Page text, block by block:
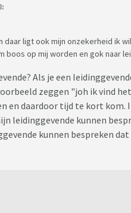
daar ligt ook mijn onzekerheid ik
boos op mij worden en gok naar
Als je een
zeggen "joh ik vind
en daardoor tijd te kort kom.
leidinggevende kunnen
kunnen bespreken